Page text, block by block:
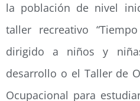
la población de nivel
taller recreativo
dirigido a niños y
desarrollo o el Taller de
Ocupacional para